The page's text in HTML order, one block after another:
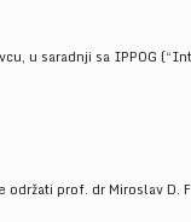
u saradnji sa IPPOG
održati prof. dr Miroslav D.